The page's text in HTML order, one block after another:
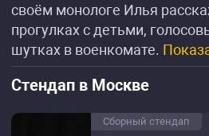
своём монологе Илья
прогулках с детьми,
шутках в военкомате.
Стендап в Москве
Сборный стендап